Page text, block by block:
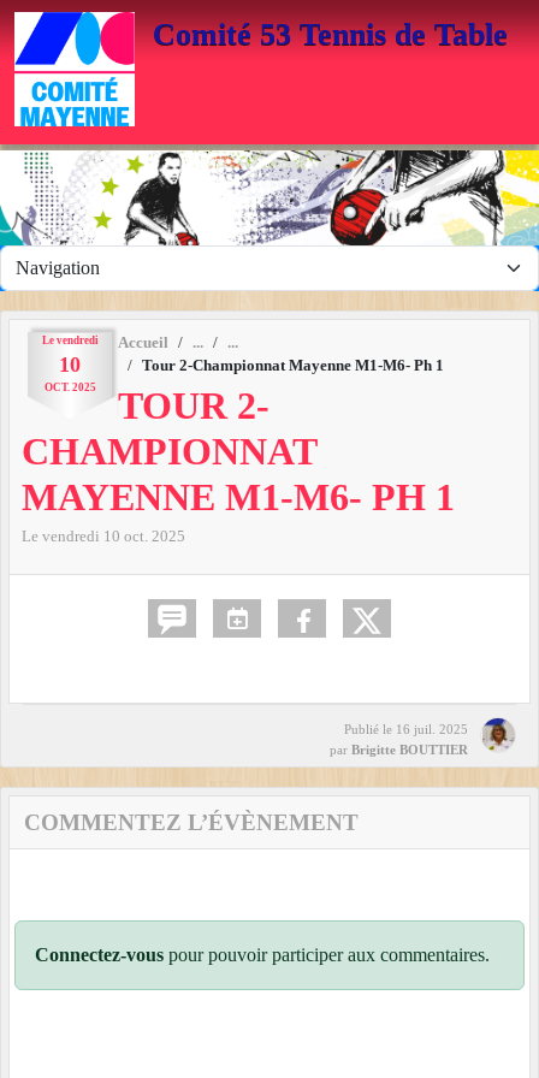
Comité 53 Tennis de Table
Le vendredi
10
OCT. 2025
Accueil
Tour 2-Championnat Mayenne M1-M6- Ph 1
TOUR 2-
CHAMPIONNAT
MAYENNE M1-M6- PH 1
Le vendredi 10 oct. 2025
Publié le 16 juil. 2025
par Brigitte BOUTTIER
COMMENTEZ L’ÉVÈNEMENT
Connectez-vous pour pouvoir participer aux commentaires.
Panneau de gestion des cookies